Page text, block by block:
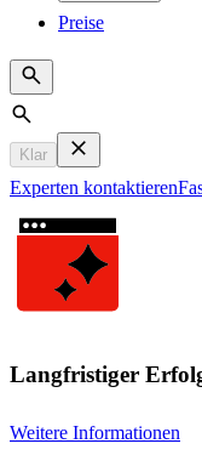
Preise
Search
Klar
Experten kontaktieren
Langfristiger
Weitere Informationen